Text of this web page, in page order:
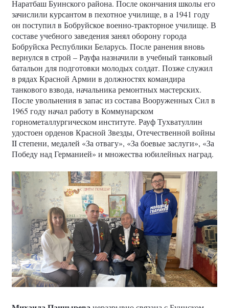
Наратбаш Буинского района. После окончания школы его
зачислили курсантом в пехотное училище, в а 1941 году
он поступил в Бобруйское военно-тракторное училище. В
составе учебного заведения занял оборону города
Бобруйска Республики Беларусь. После ранения вновь
вернулся в строй – Рауфа назначили в учебный танковый
батальон для подготовки молодых солдат. Позже служил
в рядах Красной Армии в должностях командира
танкового взвода, начальника ремонтных мастерских.
После увольнения в запас из состава Вооруженных Сил в
1965 году начал работу в Коммунарском
горнометаллургическом институте. Рауф Тухватуллин
удостоен орденов Красной Звезды, Отечественной войны
II степени, медалей «За отвагу», «За боевые заслуги», «За
Победу над Германией» и множества юбилейных наград.